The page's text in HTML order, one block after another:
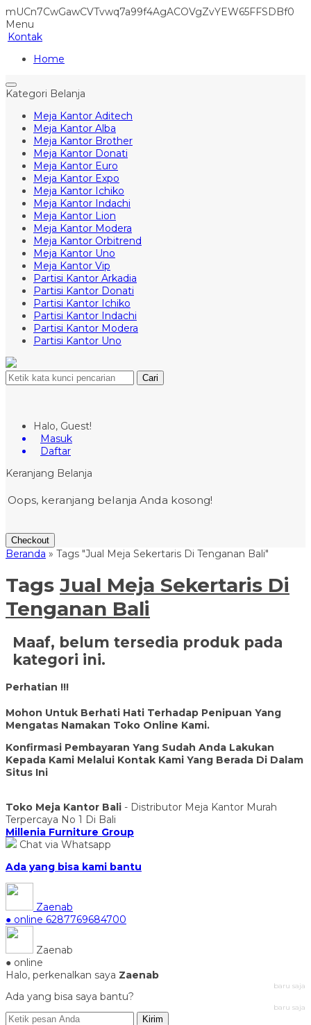
mUCn7CwGawCVTvwq7a99f4AgACOVgZvYEW65FFSDBf0
Menu
Kontak
Home
Kategori Belanja
Meja Kantor Aditech
Meja Kantor Alba
Meja Kantor Brother
Meja Kantor Donati
Meja Kantor Euro
Meja Kantor Expo
Meja Kantor Ichiko
Meja Kantor Indachi
Meja Kantor Lion
Meja Kantor Modera
Meja Kantor Orbitrend
Meja Kantor Uno
Meja Kantor Vip
Partisi Kantor Arkadia
Partisi Kantor Donati
Partisi Kantor Ichiko
Partisi Kantor Indachi
Partisi Kantor Modera
Partisi Kantor Uno
Cari
Halo, Guest!
Masuk
Daftar
Keranjang Belanja
Oops, keranjang belanja Anda kosong!
Checkout
Beranda » Tags "Jual Meja Sekertaris Di Tenganan Bali"
Tags Jual Meja Sekertaris Di
Tenganan Bali
Maaf, belum tersedia produk pada
kategori ini.
Perhatian !!!
Mohon Untuk Berhati Hati Terhadap Penipuan Yang
Mengatas Namakan Toko Online Kami.
Konfirmasi Pembayaran Yang Sudah Anda Lakukan
Kepada Kami Melalui Kontak Kami Yang Berada Di Dalam
Situs Ini
Toko Meja Kantor Bali - Distributor Meja Kantor Murah
Terpercaya No 1 Di Bali
Millenia Furniture Group
Chat via Whatsapp
Ada yang bisa kami bantu
Zaenab
● online 6287769684700
Zaenab
● online
Halo, perkenalkan saya Zaenab
baru saja
Ada yang bisa saya bantu?
baru saja
Kirim